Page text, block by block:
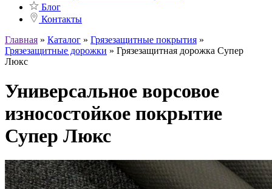
Блог
Контакты
Главная » Каталог » Грязезащитные покрытия »
Грязезащитные дорожки » Грязезащитная дорожка Супер
Люкс
Универсальное ворсовое
износостойкое покрытие
Супер Люкс